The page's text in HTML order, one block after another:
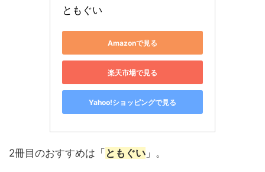
ともぐい
Amazonで見る
楽天市場で見る
Yahoo!ショッピングで見る
2冊目のおすすめは「 ともぐい 」。